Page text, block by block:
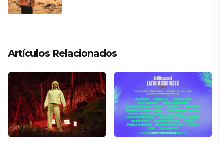
Artículos Relacionados